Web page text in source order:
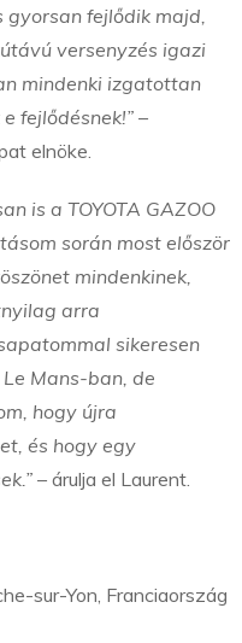
fejlődik majd,
versenyzés igazi
mindenki izgatottan
fejlődésnek!” –
elnöke.
is a TOYOTA GAZOO
során most először
mindenkinek,
arra
sikeresen
Mans-ban, de
hogy újra
és hogy egy
– árulja el Laurent.
sur-Yon, Franciaország